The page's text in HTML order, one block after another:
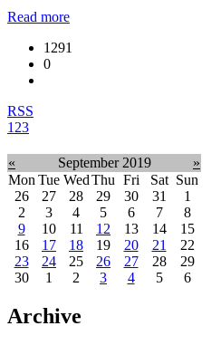
Read more
1291
0
RSS
1 23
« September 2019
»
Mon Tue WedThu Fri Sat Sun
26
27 28 29 30 31
1
2
3 4 5 6 7
8
9
10 11 12 13 14
15
16
17 18 19 20 21
22
23
24 25 26 27 28
29
30
1 2 3 4 5 6
Archive